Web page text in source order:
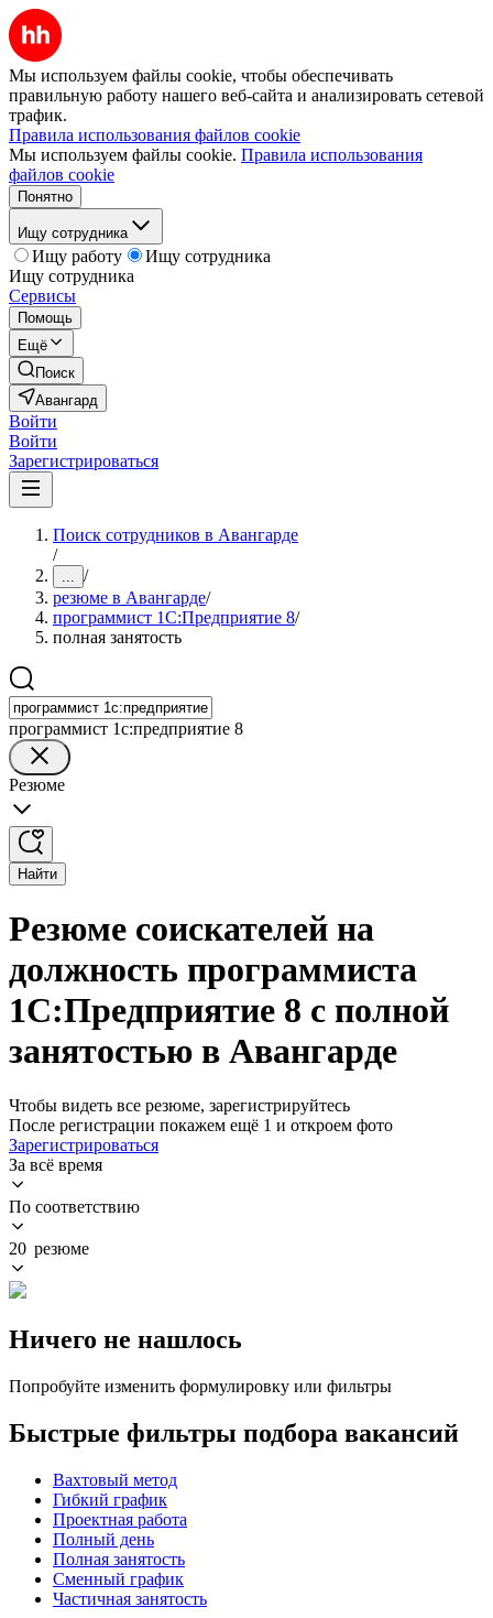
Мы используем файлы cookie, чтобы обеспечивать
правильную работу нашего веб-сайта и анализировать сетевой
трафик.
Правила использования файлов cookie
Мы используем файлы cookie. Правила использования
файлов cookie
Понятно
Ищу сотрудника
Ищу работу
Ищу сотрудника
Ищу сотрудника
Сервисы
Помощь
Ещё
Поиск
Авангард
Войти
Войти
Зарегистрироваться
Поиск сотрудников в Авангарде
/
... /
резюме в Авангарде/
программист 1С:Предприятие 8/
полная занятость
программист 1с:предприятие 8
Резюме
Найти
Резюме соискателей на
должность программиста
1С:Предприятие 8 с полной
занятостью в Авангарде
Чтобы видеть все резюме, зарегистрируйтесь
После регистрации покажем ещё 1 и откроем фото
Зарегистрироваться
За всё время
По соответствию
20 резюме
Ничего не нашлось
Попробуйте изменить формулировку или фильтры
Быстрые фильтры подбора вакансий
Вахтовый метод
Гибкий график
Проектная работа
Полный день
Полная занятость
Сменный график
Частичная занятость